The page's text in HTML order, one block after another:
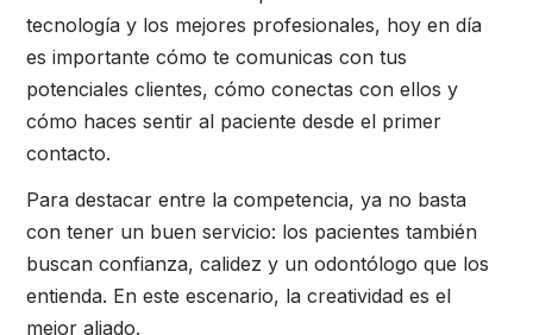
tecnología y los mejores profesionales, hoy en día
es importante cómo te comunicas con tus
potenciales clientes, cómo conectas con ellos y
cómo haces sentir al paciente desde el primer
contacto.
Para destacar entre la competencia, ya no basta
con tener un buen servicio: los pacientes también
buscan confianza, calidez y un odontólogo que los
entienda. En este escenario, la creatividad es el
mejor aliado.